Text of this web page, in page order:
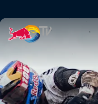
Preview